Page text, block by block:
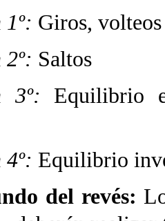
1º: Giros, volteos
2º: Saltos
3º: Equilibrio
4º: Equilibrio
del revés: